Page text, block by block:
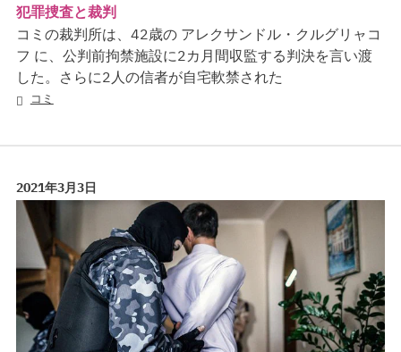
犯罪捜査と裁判
コミの裁判所は、42歳の アレクサンドル・クルグリャコ
フ に、公判前拘禁施設に2カ月間収監する判決を言い渡
した。さらに2人の信者が自宅軟禁された
コミ
2021年3月3日